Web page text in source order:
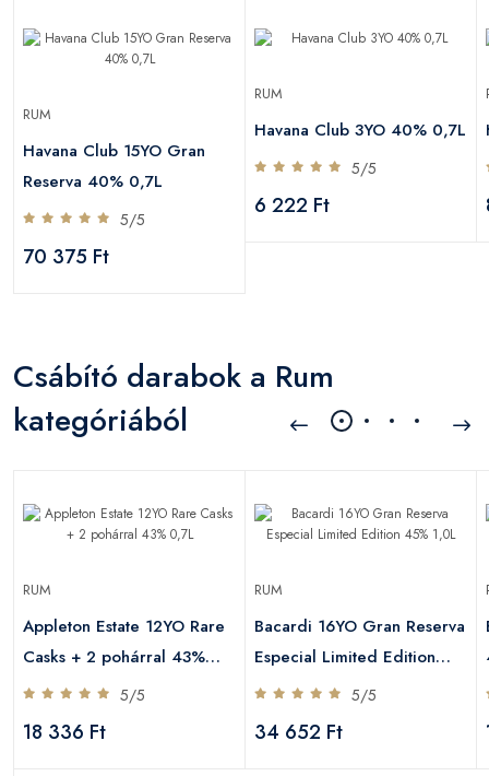
RUM
Havana Club 15YO Gran
Reserva 40% 0,7L
5/5
70 375 Ft
RUM
Havana Club 3YO 40% 0,7L
5/5
6 222 Ft
Csábító darabok a Rum
kategóriából
RUM
Appleton Estate 12YO Rare
Casks + 2 pohárral 43%
0,7L
5/5
18 336 Ft
RUM
Bacardi 16YO Gran Reserva
Especial Limited Edition
45% 1,0L
5/5
34 652 Ft